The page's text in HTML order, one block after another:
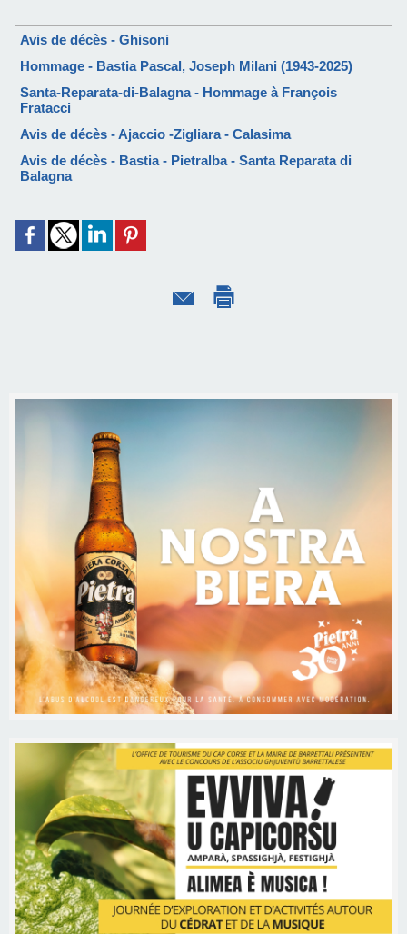
Avis de décès - Ghisoni
Hommage - Bastia Pascal, Joseph Milani (1943-2025)
Santa-Reparata-di-Balagna - Hommage à François
Fratacci
Avis de décès - Ajaccio -Zigliara - Calasima
Avis de décès - Bastia - Pietralba - Santa Reparata di
Balagna